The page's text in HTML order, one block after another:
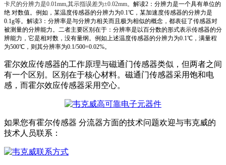
卡尺的分辨力是0.01mm,其示指误差为±0.02mm。 解读2：分辨力是一个具有单位的
绝 对数值。例如，某温度传感器的分辨力为0.1℃，某加速度传感器的分辨力是
0.1g等。 解读3：分辨率是与分辨力相关而且极为相似的概念，都表征了传感器对
被测量的分辨能力。 二者主要区别在于：分辨率是以百分数的形式表示传感器的分
辨能力，它是相对数，没有量纲。例如上述温度传感器的分辨力为0.1℃，满量程
为500℃，则其分辨率为0.1/500=0.02%。
霍尔效应传感器的工作原理与磁通门传感器类似，但两者之间
有一个区别。区别在于核心材料。磁通门传感器采用饱和电
感，而霍尔效应传感器采用空心。
如果您有霍尔传感器 分流器方面的技术问题欢迎与韦克威的
技术人员联系：